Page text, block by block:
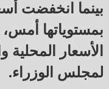
بينما انخفضت
بمستوياتها
الأسعار المحلية
لمجلس الوزراء.